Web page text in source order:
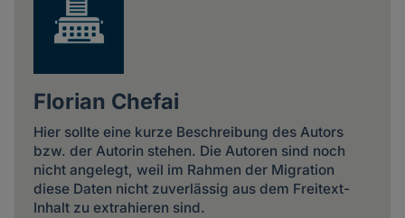
Florian Chefai
Hier sollte eine kurze Beschreibung des Autors
bzw. der Autorin stehen. Die Autoren sind noch
nicht angelegt, weil im Rahmen der Migration
diese Daten nicht zuverlässig aus dem Freitext-
Inhalt zu extrahieren sind.